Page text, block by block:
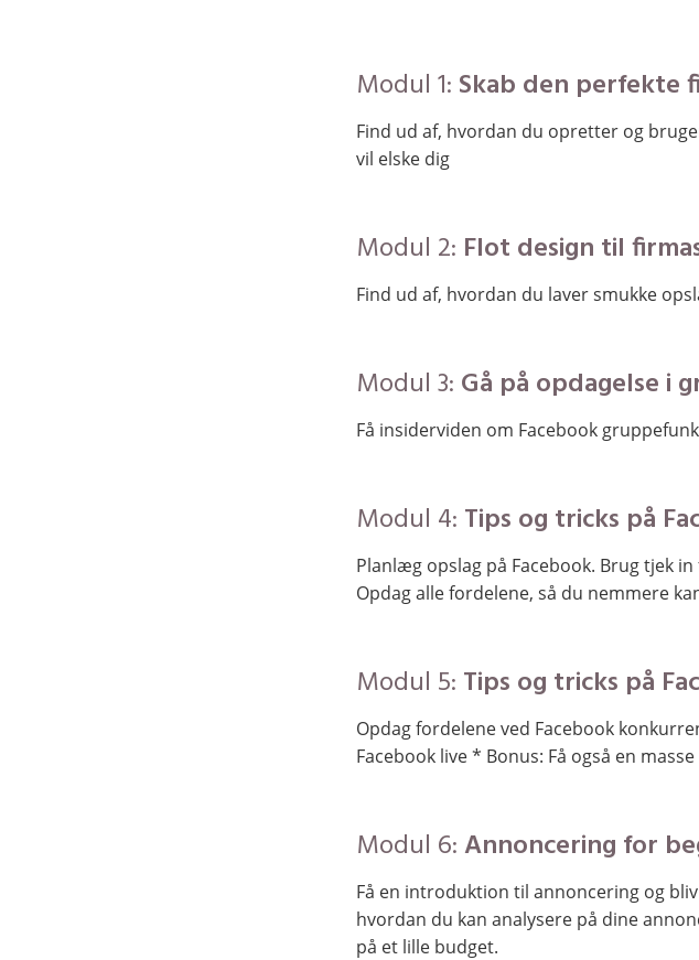
Modul 1: Skab den perfekte
Find ud af, hvordan du opretter og
vil elske dig
Modul 2: Flot design til
Find ud af, hvordan du laver smukke
Modul 3: Gå på opdagelse i
Få insiderviden om Facebook
Modul 4: Tips og tricks på
Planlæg opslag på Facebook. Brug tjek
Opdag alle fordelene, så du nemmere
Modul 5: Tips og tricks på
Opdag fordelene ved Facebook
Facebook live * Bonus: Få også en
Modul 6:Annoncering for
Få en introduktion til annoncering og
hvordan du kan analysere på dine
på et lille budget.